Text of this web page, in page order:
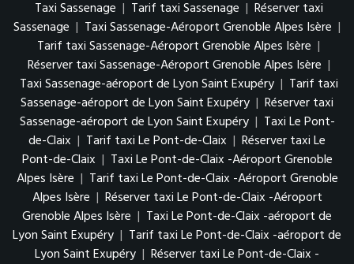
Taxi Sassenage | Tarif taxi Sassenage | Réserver taxi
Sassenage | Taxi Sassenage-Aéroport Grenoble Alpes Isère |
Tarif taxi Sassenage-Aéroport Grenoble Alpes Isère |
Réserver taxi Sassenage-Aéroport Grenoble Alpes Isère |
Taxi Sassenage-aéroport de Lyon Saint Exupéry | Tarif taxi
Sassenage-aéroport de Lyon Saint Exupéry | Réserver taxi
Sassenage-aéroport de Lyon Saint Exupéry | Taxi Le Pont-
de-Claix | Tarif taxi Le Pont-de-Claix | Réserver taxi Le
Pont-de-Claix | Taxi Le Pont-de-Claix -Aéroport Grenoble
Alpes Isère | Tarif taxi Le Pont-de-Claix -Aéroport Grenoble
Alpes Isère | Réserver taxi Le Pont-de-Claix -Aéroport
Grenoble Alpes Isère | Taxi Le Pont-de-Claix -aéroport de
Lyon Saint Exupéry | Tarif taxi Le Pont-de-Claix -aéroport de
Lyon Saint Exupéry | Réserver taxi Le Pont-de-Claix -